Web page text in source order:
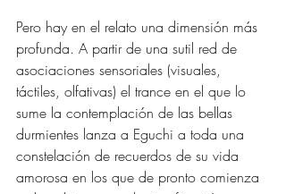
Pero hay en el relato una dimensión más
profunda. A partir de una sutil red de
asociaciones sensoriales (visuales,
táctiles, olfativas) el trance en el que lo
sume la contemplación de las bellas
durmientes lanza a Eguchi a toda una
constelación de recuerdos de su vida
amorosa en los que de pronto comienza